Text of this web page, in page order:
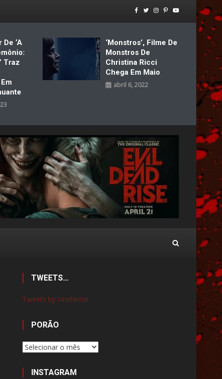
De ‘A
Traz
‘Monstros’, Filme De
Monstros De
Christina Ricci
Chega Em Maio
abril 6, 2022
TWEETS…
Tweets by cineterror
PORÃO
Porão
INSTAGRAM